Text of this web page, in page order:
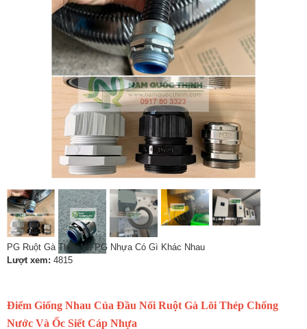
PG Ruột Gà Thép Và PG Nhựa Có Gì Khác Nhau
Lượt xem: 4815
Điểm Giống Nhau Của Đầu Nối Ruột Gà Lõi Thép Chống
Nước Và Ốc Siết Cáp Nhựa